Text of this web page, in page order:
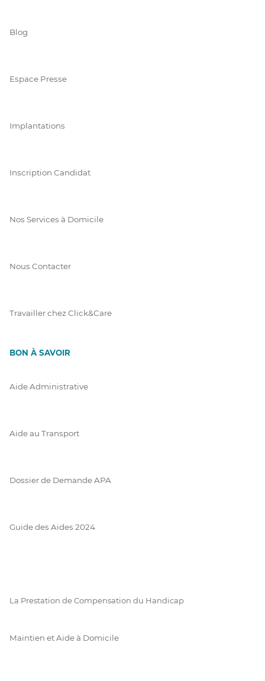
Blog
Espace Presse
Implantations
Inscription Candidat
Nos Services à Domicile
Nous Contacter
Travailler chez Click&Care
BON À SAVOIR
Aide Administrative
Aide au Transport
Dossier de Demande APA
Guide des Aides 2024
La Prestation de Compensation du Handicap
Maintien et Aide à Domicile